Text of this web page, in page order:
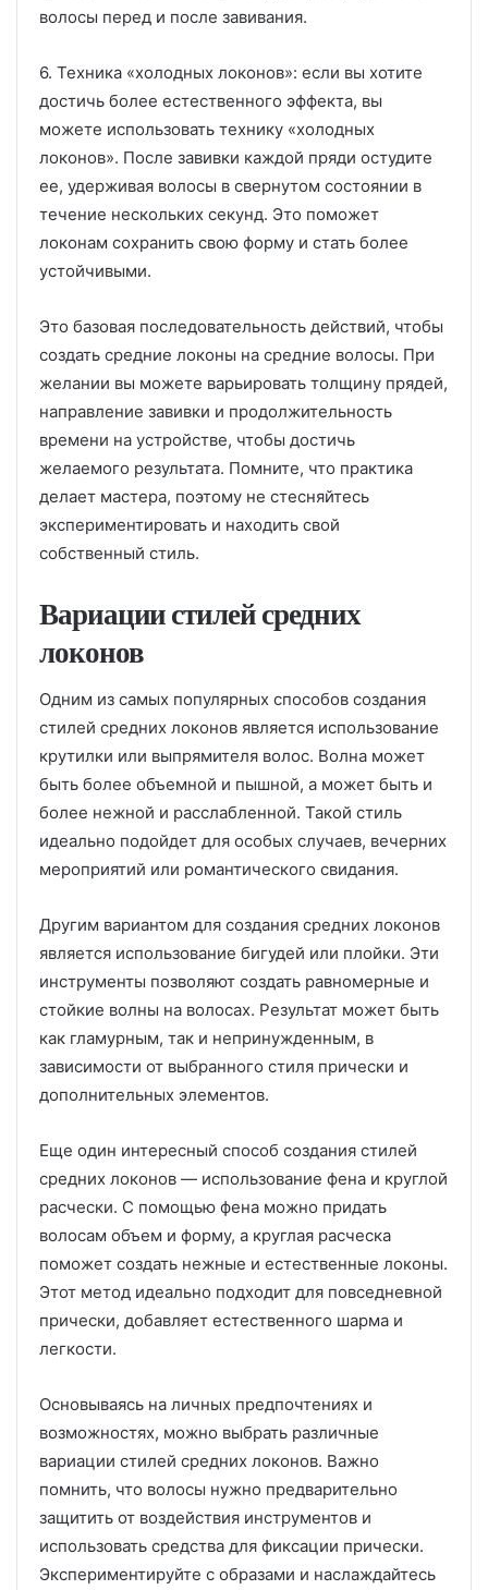
волосы перед и после завивания.
6. Техника «холодных локонов»: если вы хотите
достичь более естественного эффекта, вы
можете использовать технику «холодных
локонов». После завивки каждой пряди остудите
ее, удерживая волосы в свернутом состоянии в
течение нескольких секунд. Это поможет
локонам сохранить свою форму и стать более
устойчивыми.
Это базовая последовательность действий, чтобы
создать средние локоны на средние волосы. При
желании вы можете варьировать толщину прядей,
направление завивки и продолжительность
времени на устройстве, чтобы достичь
желаемого результата. Помните, что практика
делает мастера, поэтому не стесняйтесь
экспериментировать и находить свой
собственный стиль.
Вариации стилей средних
локонов
Одним из самых популярных способов создания
стилей средних локонов является использование
крутилки или выпрямителя волос. Волна может
быть более объемной и пышной, а может быть и
более нежной и расслабленной. Такой стиль
идеально подойдет для особых случаев, вечерних
мероприятий или романтического свидания.
Другим вариантом для создания средних локонов
является использование бигудей или плойки. Эти
инструменты позволяют создать равномерные и
стойкие волны на волосах. Результат может быть
как гламурным, так и непринужденным, в
зависимости от выбранного стиля прически и
дополнительных элементов.
Еще один интересный способ создания стилей
средних локонов — использование фена и круглой
расчески. С помощью фена можно придать
волосам объем и форму, а круглая расческа
поможет создать нежные и естественные локоны.
Этот метод идеально подходит для повседневной
прически, добавляет естественного шарма и
легкости.
Основываясь на личных предпочтениях и
возможностях, можно выбрать различные
вариации стилей средних локонов. Важно
помнить, что волосы нужно предварительно
защитить от воздействия инструментов и
использовать средства для фиксации прически.
Экспериментируйте с образами и наслаждайтесь